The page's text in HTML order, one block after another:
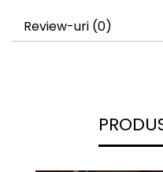
Review-uri (0)